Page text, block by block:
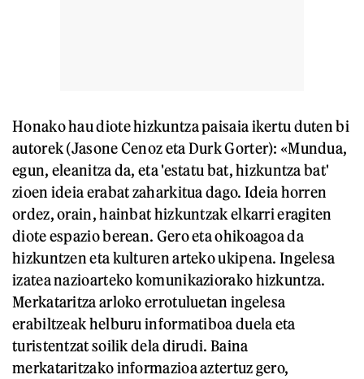
Honako hau diote hizkuntza paisaia ikertu duten bi
autorek (Jasone Cenoz eta Durk Gorter): «Mundua,
egun, eleanitza da, eta 'estatu bat, hizkuntza bat'
zioen ideia erabat zaharkitua dago. Ideia horren
ordez, orain, hainbat hizkuntzak elkarri eragiten
diote espazio berean. Gero eta ohikoagoa da
hizkuntzen eta kulturen arteko ukipena. Ingelesa
izatea nazioarteko komunikaziorako hizkuntza.
Merkataritza arloko errotuluetan ingelesa
erabiltzeak helburu informatiboa duela eta
turistentzat soilik dela dirudi. Baina
merkataritzako informazioa aztertuz gero,